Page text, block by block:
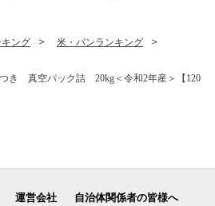
キング
米・パンランキング
き 真空パック詰 20kg＜令和2年産＞【120
運営会社 自治体関係者の皆様へ